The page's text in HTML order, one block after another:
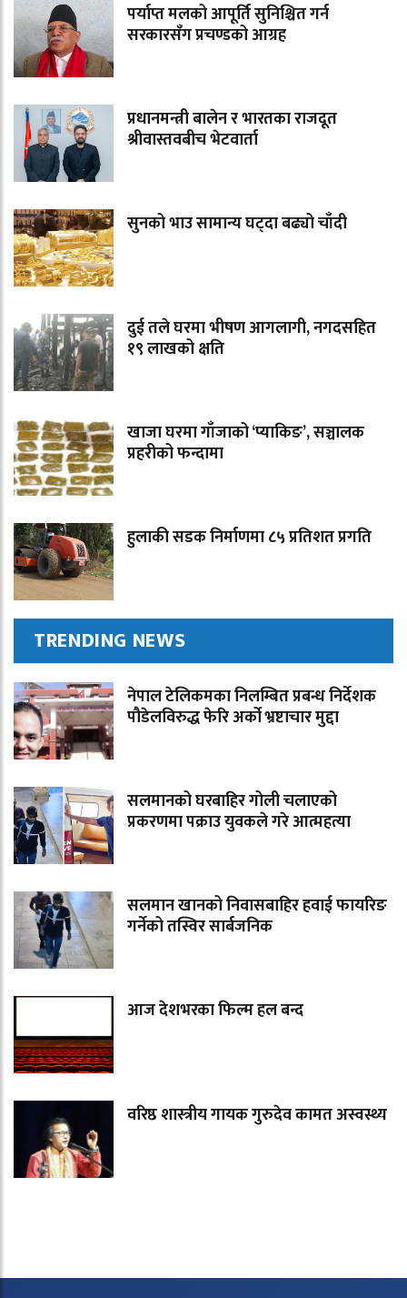
पर्याप्त मलको आपूर्ति सुनिश्चित गर्न
सरकारसँग प्रचण्डको आग्रह
प्रधानमन्त्री बालेन र भारतका राजदूत
श्रीवास्तवबीच भेटवार्ता
सुनको भाउ सामान्य घट्दा बढ्यो चाँदी
दुई तले घरमा भीषण आगलागी, नगदसहित
१९ लाखको क्षति
खाजा घरमा गाँजाको ‘प्याकिङ’, सञ्चालक
प्रहरीको फन्दामा
हुलाकी सडक निर्माणमा ८५ प्रतिशत प्रगति
TRENDING NEWS
नेपाल टेलिकमका निलम्बित प्रबन्ध निर्देशक
पौडेलविरुद्ध फेरि अर्को भ्रष्टाचार मुद्दा
सलमानको घरबाहिर गोली चलाएको
प्रकरणमा पक्राउ युवकले गरे आत्महत्या
सलमान खानको निवासबाहिर हवाई फायरिङ
गर्नेको तस्विर सार्बजनिक
आज देशभरका फिल्म हल बन्द
वरिष्ठ शास्त्रीय गायक गुरुदेव कामत अस्वस्थ्य